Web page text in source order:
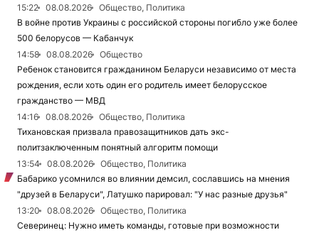
15:22
08.08.2026
Общество, Политика
В войне против Украины с российской стороны погибло уже более
500 белорусов — Кабанчук
14:58
08.08.2026
Общество
Ребенок становится гражданином Беларуси независимо от места
рождения, если хоть один его родитель имеет белорусское
гражданство — МВД
14:16
08.08.2026
Общество, Политика
Тихановская призвала правозащитников дать экс-
политзаключенным понятный алгоритм помощи
13:54
08.08.2026
Общество, Политика
Бабарико усомнился во влиянии демсил, сославшись на мнения
"друзей в Беларуси", Латушко парировал: "У нас разные друзья"
13:20
08.08.2026
Общество, Политика
Северинец: Нужно иметь команды, готовые при возможности